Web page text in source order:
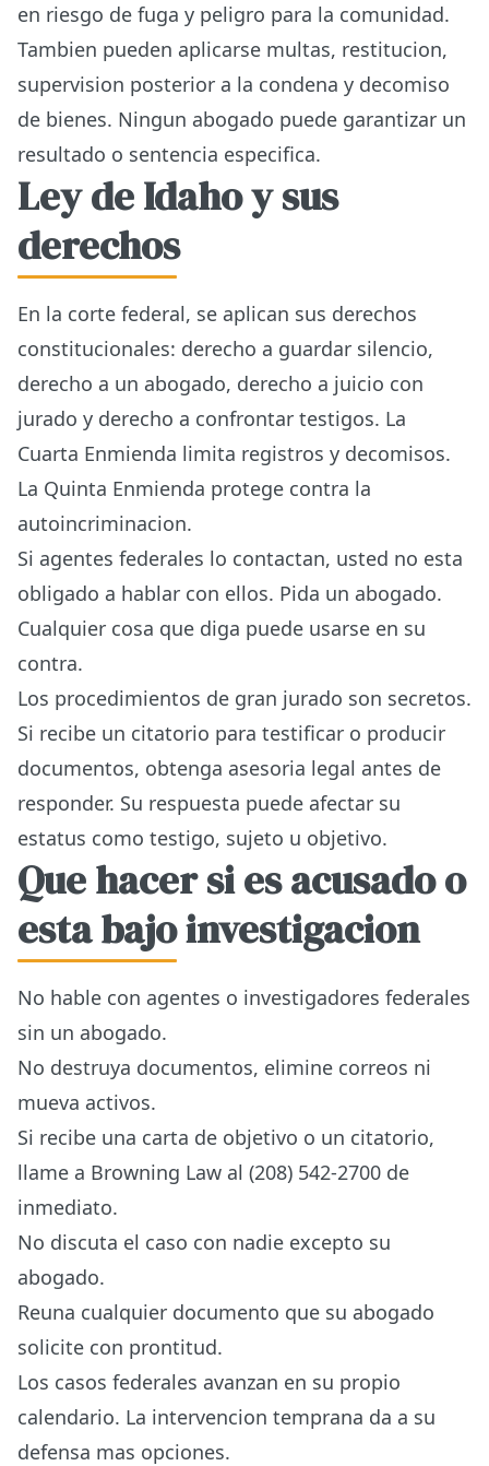
en riesgo de fuga y peligro para la comunidad.
Tambien pueden aplicarse multas, restitucion,
supervision posterior a la condena y decomiso
de bienes. Ningun abogado puede garantizar un
resultado o sentencia especifica.
Ley de Idaho y sus
derechos
En la corte federal, se aplican sus derechos
constitucionales: derecho a guardar silencio,
derecho a un abogado, derecho a juicio con
jurado y derecho a confrontar testigos. La
Cuarta Enmienda limita registros y decomisos.
La Quinta Enmienda protege contra la
autoincriminacion.
Si agentes federales lo contactan, usted no esta
obligado a hablar con ellos. Pida un abogado.
Cualquier cosa que diga puede usarse en su
contra.
Los procedimientos de gran jurado son secretos.
Si recibe un citatorio para testificar o producir
documentos, obtenga asesoria legal antes de
responder. Su respuesta puede afectar su
estatus como testigo, sujeto u objetivo.
Que hacer si es acusado o
esta bajo investigacion
No hable con agentes o investigadores federales
sin un abogado.
No destruya documentos, elimine correos ni
mueva activos.
Si recibe una carta de objetivo o un citatorio,
llame a Browning Law al (208) 542-2700 de
inmediato.
No discuta el caso con nadie excepto su
abogado.
Reuna cualquier documento que su abogado
solicite con prontitud.
Los casos federales avanzan en su propio
calendario. La intervencion temprana da a su
defensa mas opciones.